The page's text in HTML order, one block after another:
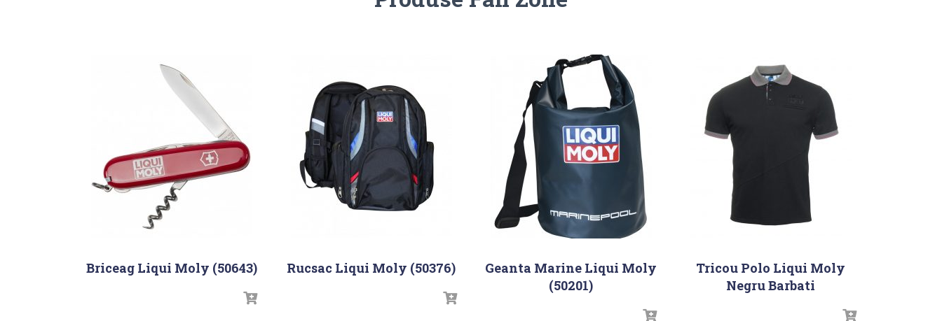
Briceag Liqui Moly (50643) Rucsac Liqui Moly (50376)
Geanta Marine Liqui Moly
(50201)
Tricou Polo Liqui Moly
Negru Barbati